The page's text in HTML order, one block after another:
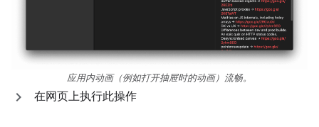
应用内动画（例如打开抽屉时的动画）流畅。
在网页上执行此操作